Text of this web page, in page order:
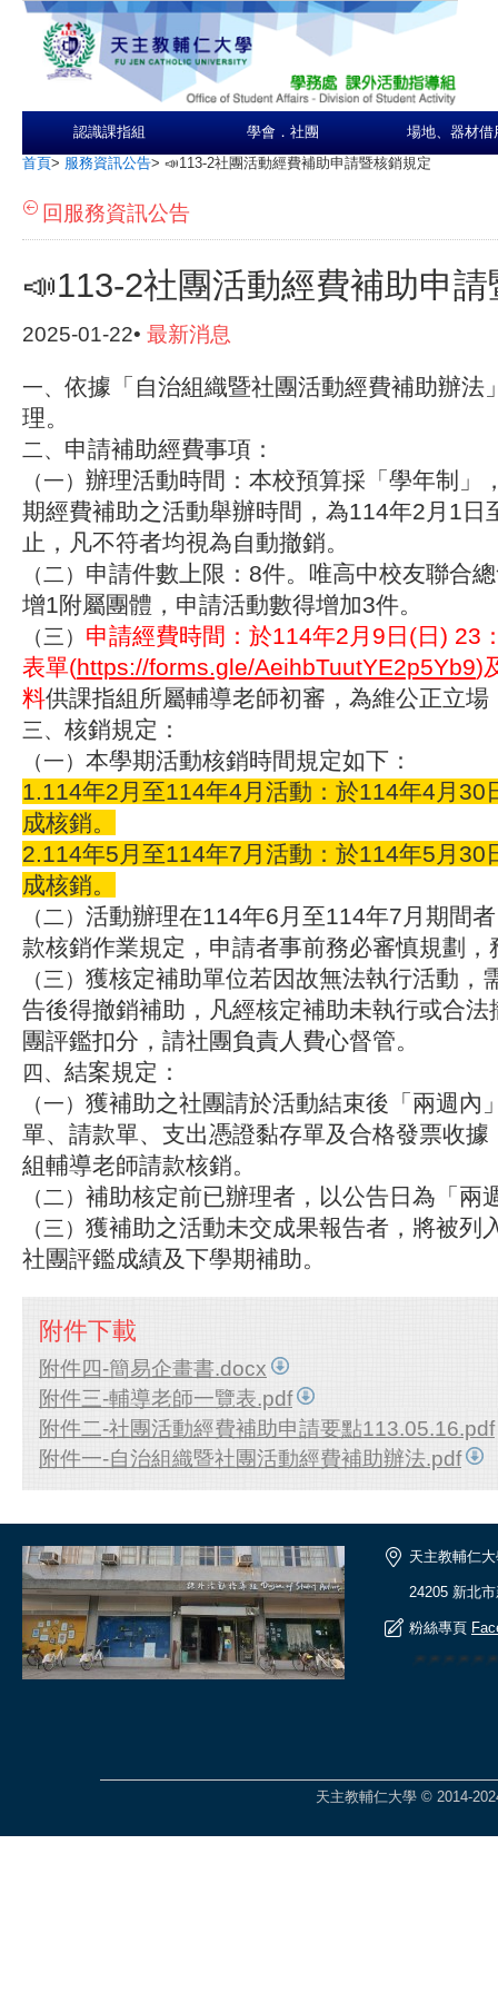
認識課指組 學會．社團 場地、器材借
首頁> 服務資訊公告> 📣113-2社團活動經費補助申請暨核銷規定
回服務資訊公告
📣113-2社團活動經費補助申
2025-01-22• 最新消息
一、 依據「自治組織暨社團活動經費補助辦法
理。
二、 申請補助經費事項：
（一） 辦理活動時間：本校預算採「學年制」
期經費補助之活動舉辦時間，為114年2月1日
止，凡不符者均視為自動撤銷。
（二） 申請件數上限：8件。唯高中校友聯合
增1附屬團體，申請活動數得增加3件。
（三） 申請經費時間：於114年2月9日(日) 23
表單(https://forms.gle/AeihbTuutYE2p5Yb9)
料供課指組所屬輔導老師初審，為維公正立場
三、 核銷規定：
（一） 本學期活動核銷時間規定如下：
1.114年2月至114年4月活動：於114年4月30
成核銷。
2.114年5月至114年7月活動：於114年5月30
成核銷。
（二） 活動辦理在114年6月至114年7月期間
款核銷作業規定，申請者事前務必審慎規劃，
（三） 獲核定補助單位若因故無法執行活動，
告後得撤銷補助，凡經核定補助未執行或合法
團評鑑扣分，請社團負責人費心督管。
四、 結案規定：
（一） 獲補助之社團請於活動結束後「兩週內
單、請款單、支出憑證黏存單及合格發票收據
組輔導老師請款核銷。
（二） 補助核定前已辦理者，以公告日為「兩
（三） 獲補助之活動未交成果報告者，將被列
社團評鑑成績及下學期補助。
附件下載
附件四-簡易企畫書.docx
附件三-輔導老師一覽表.pdf
附件二-社團活動經費補助申請要點113.05.16.pdf
附件一-自治組織暨社團活動經費補助辦法.pdf
天主教輔仁
24205 新北
粉絲專頁
天主教輔仁大學 © 2014-